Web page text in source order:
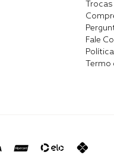
Fale
Termo